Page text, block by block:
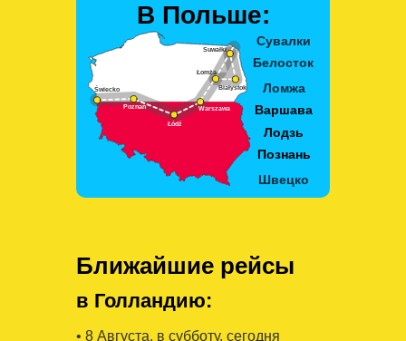
В Польше:
Ближайшие рейсы
в Голландию:
• 8 Августa, в субботу, сегодня